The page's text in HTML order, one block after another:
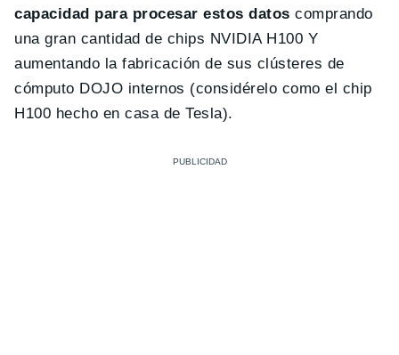
capacidad para procesar estos datos comprando
una gran cantidad de chips NVIDIA H100 Y
aumentando la fabricación de sus clústeres de
cómputo DOJO internos (considérelo como el chip
H100 hecho en casa de Tesla).